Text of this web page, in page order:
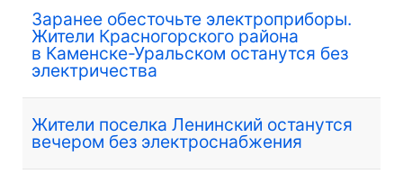
Заранее обесточьте электроприборы.
Жители Красногорского района
в Каменске-Уральском останутся без
электричества
Жители поселка Ленинский останутся
вечером без электроснабжения